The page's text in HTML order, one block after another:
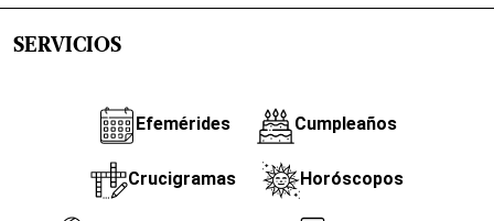
SERVICIOS
Efemérides Cumpleaños
Crucigramas Horóscopos